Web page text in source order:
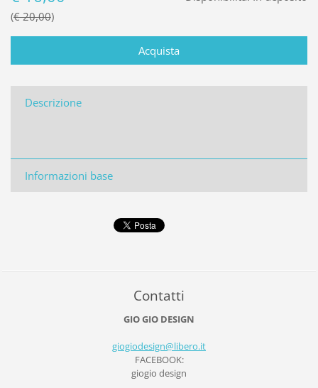
€ 20,00
Descrizione
Informazioni base
Contatti
GIO GIO DESIGN
giogiodesign@libero.it
FACEBOOK:
giogio design